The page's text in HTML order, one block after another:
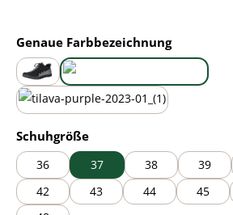
Genaue Farbbezeichnungauswählen
black
green
Schuhgrößeauswählen
36 37 38 39
42
43 44 45